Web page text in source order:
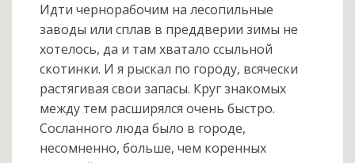
Идти чернорабочим на лесопильные
заводы или сплав в преддверии зимы не
хотелось, да и там хватало ссыльной
скотинки. И я рыскал по городу, всячески
растягивая свои запасы. Круг знакомых
между тем расширялся очень быстро.
Сосланного люда было в городе,
несомненно, больше, чем коренных